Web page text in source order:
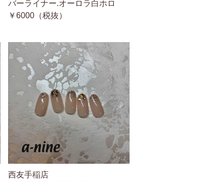
バーライナー.オーロラ白ホロ
￥6000（税抜）
西友手稲店